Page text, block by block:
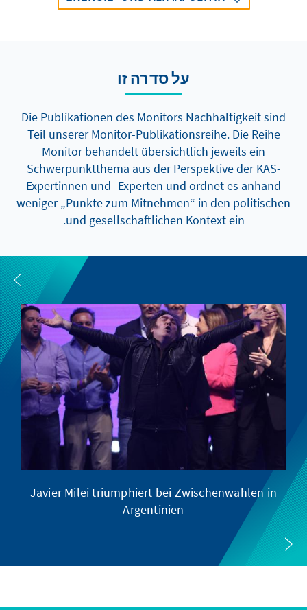
על סדרה זו
Die Publikationen des Monitors Nachhaltigkeit sind
Teil unserer Monitor-Publikationsreihe. Die Reihe
Monitor behandelt übersichtlich jeweils ein
Schwerpunktthema aus der Perspektive der KAS-
Expertinnen und -Experten und ordnet es anhand
weniger „Punkte zum Mitnehmen“ in den politischen
und gesellschaftlichen Kontext ein.
Javier Milei triumphiert bei Zwischenwahlen in
Argentinien